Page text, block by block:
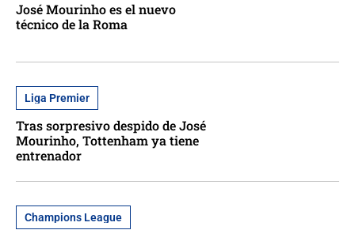
José Mourinho es el nuevo
técnico de la Roma
Liga Premier
Tras sorpresivo despido de José
Mourinho, Tottenham ya tiene
entrenador
Champions League